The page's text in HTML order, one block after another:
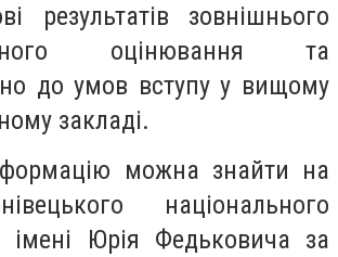
результатів зовнішнього
оцінювання та
до умов вступу у вищому
закладі.
можна знайти на
національного
імені Юрія Федьковича за